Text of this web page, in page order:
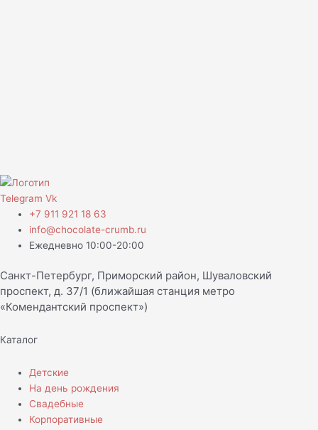
Telegram Vk
+7 911 921 18 63
info@chocolate-crumb.ru
Ежедневно 10:00-20:00
Санкт-Петербург, Приморский район, Шуваловский
проспект, д. 37/1 (ближайшая станция метро
«Комендантский проспект»)
Каталог
Детские
На день рождения
Свадебные
Корпоративные